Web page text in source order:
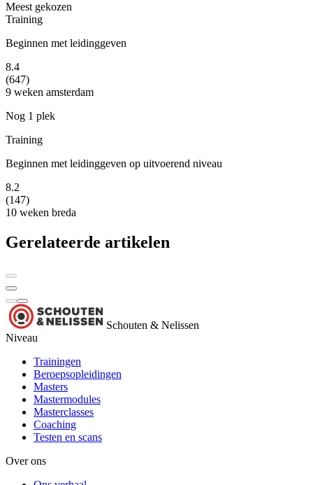
Meest gekozen
Training
Beginnen met leidinggeven
8.4
(647)
9 weken amsterdam
Nog 1 plek
Training
Beginnen met leidinggeven op uitvoerend niveau
8.2
(147)
10 weken breda
Gerelateerde artikelen
Schouten & Nelissen
Niveau
Trainingen
Beroepsopleidingen
Masters
Mastermodules
Masterclasses
Coaching
Testen en scans
Over ons